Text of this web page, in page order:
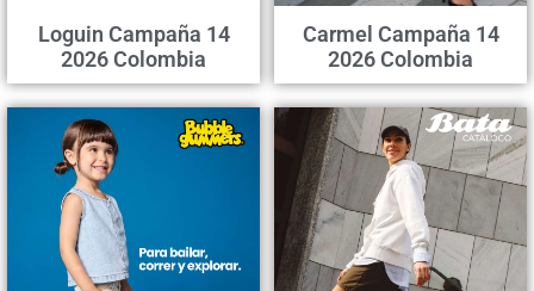
Loguin Campaña 14
2026 Colombia
Carmel Campaña 14
2026 Colombia